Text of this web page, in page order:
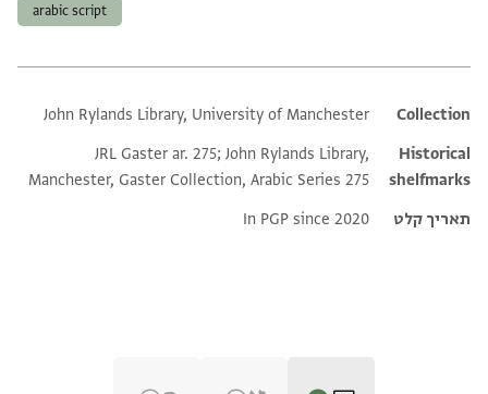
arabic script
Additional metadata
Collection
John Rylands Library, University of Manchester
Historical
shelfmarks
JRL Gaster ar. 275; John Rylands Library,
Manchester, Gaster Collection, Arabic Series 275
תאריך קלט
In PGP since 2020